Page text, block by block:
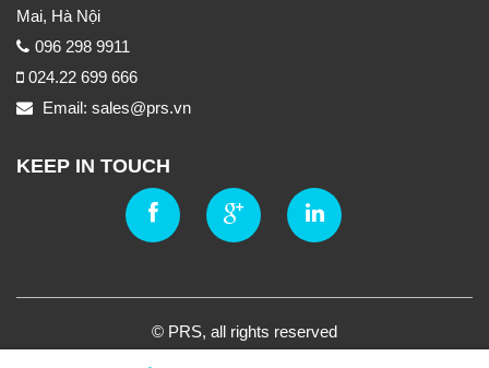
Mai, Hà Nội
096 298 9911
024.22 699 666
Email: sales@prs.vn
KEEP IN TOUCH
© PRS, all rights reserved